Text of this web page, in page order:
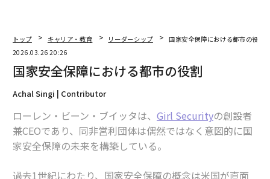
トップ キャリア・教育 リーダーシップ
国家安全保障における都市の役割
2026.03.26 20:26
国家安全保障における都市の役割
Achal Singi | Contributor
ローレン・ビーン・ブイッタは、 Girl Securityの創設者
兼CEOであり、同非営利団体は偶然ではなく意図的に国
家安全保障の未来を構築している。
過去1世紀にわたり、国家安全保障の概念は米国が直面